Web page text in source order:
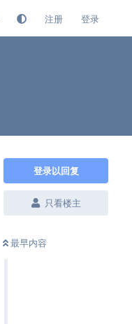
注册 登录
登录以回复
只看楼主
最早内容